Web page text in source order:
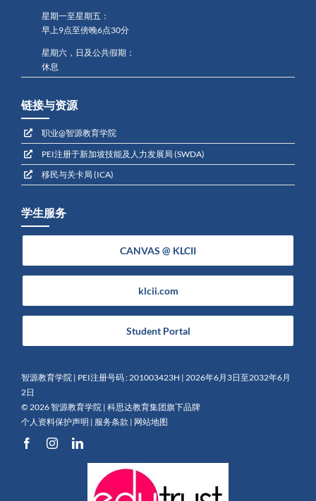
星期一至星期五：
早上9点至傍晚6点30分
星期六，日及公共假期：
休息
链接与资源
职业@智源教育学院
PEI注册于新加坡技能及人力发展局 (SWDA)
移民与关卡局 (ICA)
学生服务
CANVAS @ KLCII
klcii.com
Student Portal
智源教育学院 | PEI注册号码 : 201003423H | 2026年6月3日至2032年6月
2日
© 2026 智源教育学院 | 科思达教育集团旗下品牌
个人资料保护声明 | 服务条款 | 网站地图